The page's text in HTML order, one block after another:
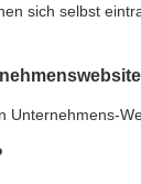
sich selbst